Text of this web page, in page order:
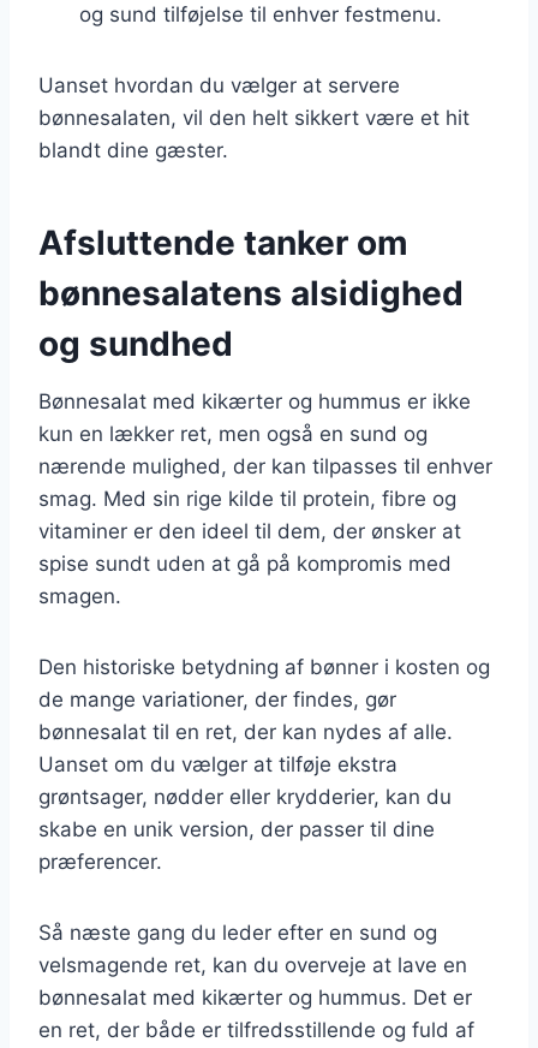
og sund tilføjelse til enhver festmenu.
Uanset hvordan du vælger at servere
bønnesalaten, vil den helt sikkert være et hit
blandt dine gæster.
Afsluttende tanker om
bønnesalatens alsidighed
og sundhed
Bønnesalat med kikærter og hummus er ikke
kun en lækker ret, men også en sund og
nærende mulighed, der kan tilpasses til enhver
smag. Med sin rige kilde til protein, fibre og
vitaminer er den ideel til dem, der ønsker at
spise sundt uden at gå på kompromis med
smagen.
Den historiske betydning af bønner i kosten og
de mange variationer, der findes, gør
bønnesalat til en ret, der kan nydes af alle.
Uanset om du vælger at tilføje ekstra
grøntsager, nødder eller krydderier, kan du
skabe en unik version, der passer til dine
præferencer.
Så næste gang du leder efter en sund og
velsmagende ret, kan du overveje at lave en
bønnesalat med kikærter og hummus. Det er
en ret, der både er tilfredsstillende og fuld af